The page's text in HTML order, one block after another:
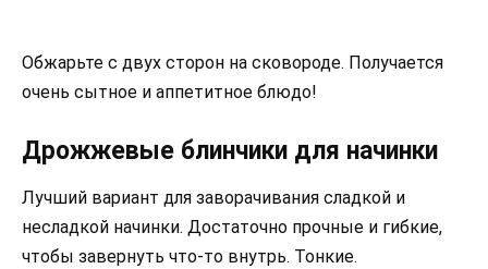
Обжарьте с двух сторон на сковороде. Получается
очень сытное и аппетитное блюдо!
Дрожжевые блинчики для начинки
Лучший вариант для заворачивания сладкой и
несладкой начинки. Достаточно прочные и гибкие,
чтобы завернуть что-то внутрь. Тонкие.